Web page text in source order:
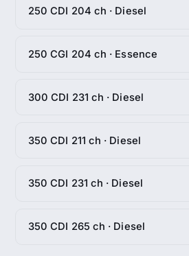
250 CDI 204 ch · Diesel
250 CGI 204 ch · Essence
300 CDI 231 ch · Diesel
350 CDI 211 ch · Diesel
350 CDI 231 ch · Diesel
350 CDI 265 ch · Diesel